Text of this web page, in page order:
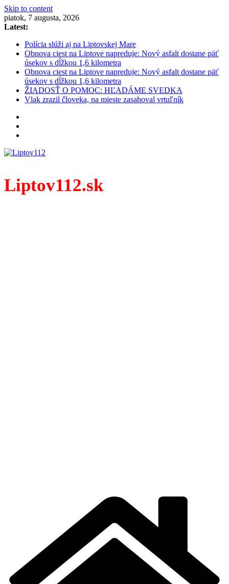
Skip to content
piatok, 7 augusta, 2026
Latest:
Polícia slúži aj na Liptovskej Mare
Obnova ciest na Liptove napreduje: Nový asfalt dostane päť
úsekov s dĺžkou 1,6 kilometra
Obnova ciest na Liptove napreduje: Nový asfalt dostane päť
úsekov s dĺžkou 1,6 kilometra
ŽIADOSŤ O POMOC: HĽADÁME SVEDKA
Vlak zrazil človeka, na mieste zasahoval vrtuľník
Liptov112.sk